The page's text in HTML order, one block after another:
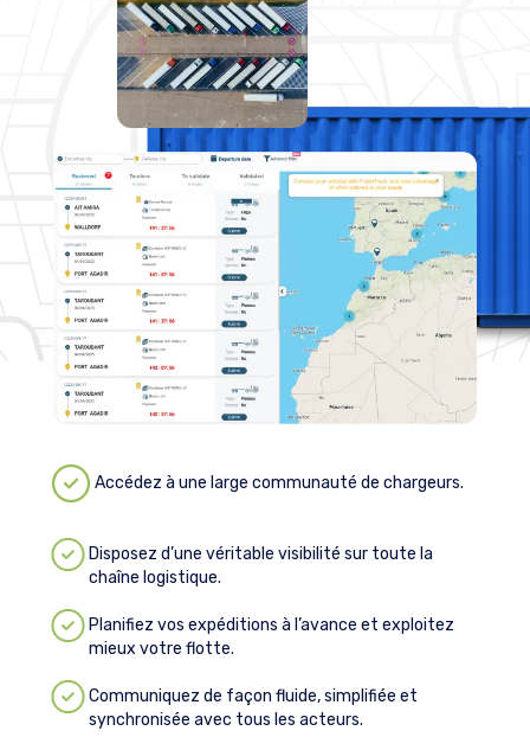
Accédez à une large communauté de chargeurs.
Disposez d’une véritable visibilité sur toute la
chaîne logistique.
Planifiez vos expéditions à l’avance et exploitez
mieux votre flotte.
Communiquez de façon fluide, simplifiée et
synchronisée avec tous les acteurs.